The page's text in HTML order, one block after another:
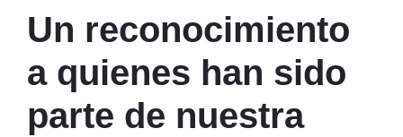
Un reconocimiento
a quienes han sido
parte de nuestra